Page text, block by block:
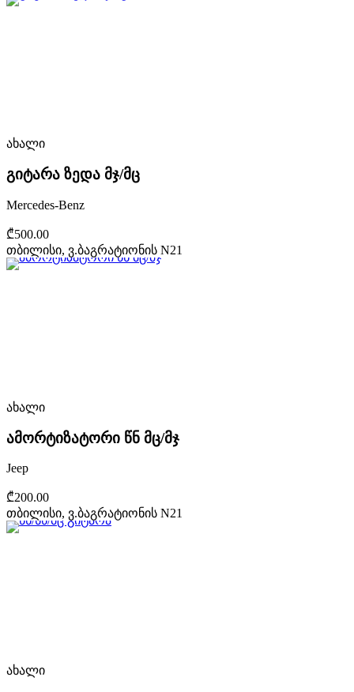
ახალი
გიტარა ზედა მჯ/მც
Mercedes-Benz
₾500.00
თბილისი, ვ.ბაგრატიონის N21
ახალი
ამორტიზატორი წნ მც/მჯ
Jeep
₾200.00
თბილისი, ვ.ბაგრატიონის N21
ახალი